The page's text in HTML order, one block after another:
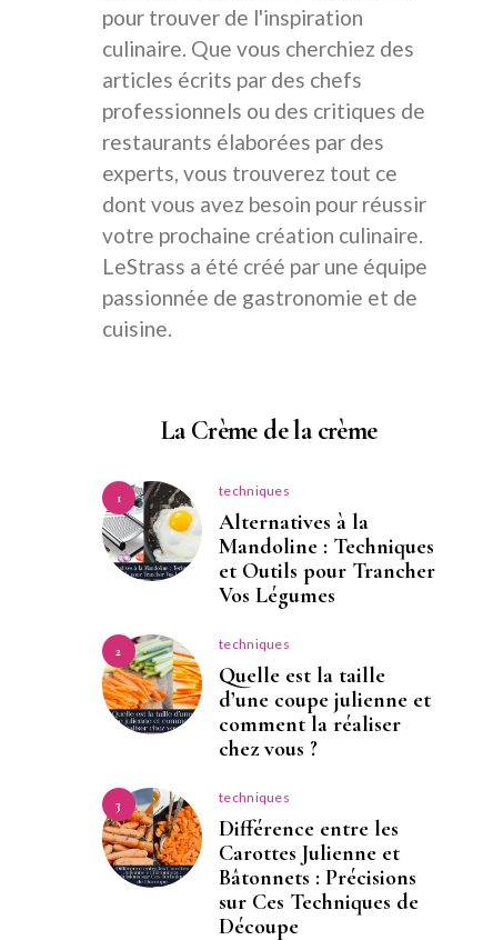
pour trouver de l'inspiration
culinaire. Que vous cherchiez des
articles écrits par des chefs
professionnels ou des critiques de
restaurants élaborées par des
experts, vous trouverez tout ce
dont vous avez besoin pour réussir
votre prochaine création culinaire.
LeStrass a été créé par une équipe
passionnée de gastronomie et de
cuisine.
La Crème de la crème
1 techniques
Alternatives à la
Mandoline : Techniques
et Outils pour Trancher
Vos Légumes
2 techniques
Quelle est la taille
d’une coupe julienne et
comment la réaliser
chez vous ?
3 techniques
Différence entre les
Carottes Julienne et
Bâtonnets : Précisions
sur Ces Techniques de
Découpe